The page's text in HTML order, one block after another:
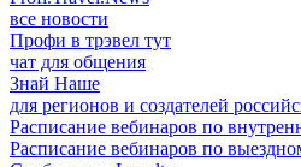
все новости
Профи в трэвел тут
чат для общения
Знай Наше
для регионов и создателей
Расписание вебинаров по
Расписание вебинаров по